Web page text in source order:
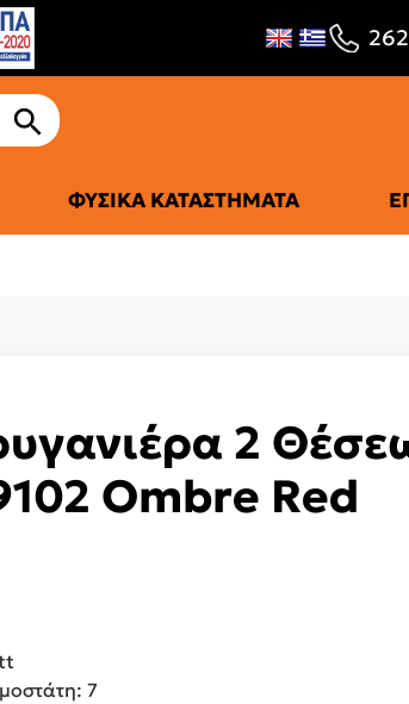
ΦΥΣΙΚΆ ΚΑΤΑΣΤΉΜΑΤΑ
2
Ombre Red
7